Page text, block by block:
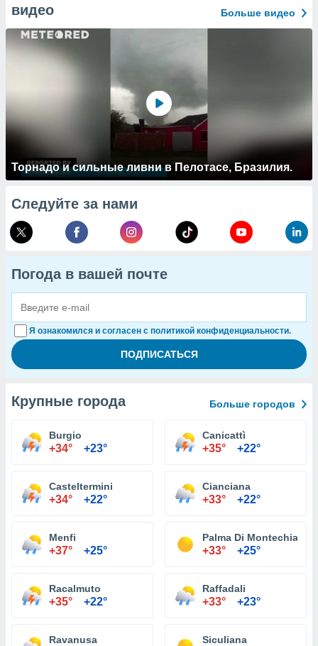
видео Больше видео
Торнадо и сильные ливни в Пелотасе, Бразилия.
Следуйте за нами
Погода в вашей почте
Я ознакомился и согласен с политикой конфиденциальности.
Крупные города Больше городов
Burgio
+34° +23°
Canicattì
+35° +22°
Casteltermini
+34° +22°
Cianciana
+33° +22°
Menfi
+37° +25°
Palma Di Montechiaro
+33° +25°
Racalmuto
+35° +22°
Raffadali
+33° +23°
Ravanusa Siculiana